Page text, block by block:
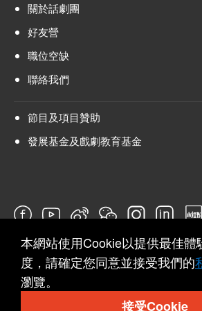
關於話劇團
好友營
職位空缺
聯絡我們
節目及項目贊助
發展基金及戲劇教育基金
問卷
本網站使用Cookie以提供最佳體
度，請確定您同意並接受我們的
瀏覽。
接受Cookie